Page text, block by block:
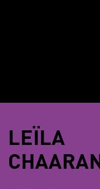
LEÏLA
CHAARANI